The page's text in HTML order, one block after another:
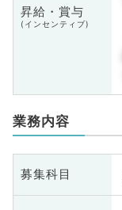
昇給・賞与
(インセンティブ)
業務内容
募集科目